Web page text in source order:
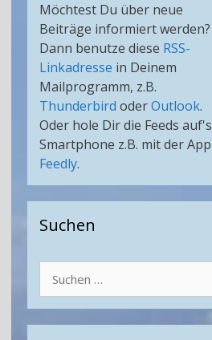
Möchtest Du über neue
Beiträge informiert werden?
Dann benutze diese RSS-
Linkadresse in Deinem
Mailprogramm, z.B.
Thunderbird oderOutlook.
Oder hole Dir die Feeds auf's
Smartphone z.B. mit der App
Feedly.
Suchen
nach: